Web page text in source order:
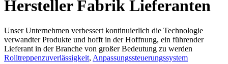
Hersteller Fabrik Lieferanten
Unser Unternehmen verbessert kontinuierlich die Technologie
verwandter Produkte und hofft in der Hoffnung, ein führender
Lieferant in der Branche von großer Bedeutung zu werden
Rolltreppenzuverlässigkeit, Anpassungssteuerungssystem